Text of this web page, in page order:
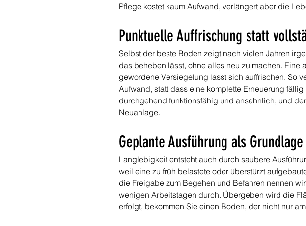
Pflege kostet kaum Aufwand, verlängert aber die
Punktuelle Auffrischung statt
Selbst der beste Boden zeigt nach vielen Jahren
das beheben lässt, ohne alles neu zu machen.
gewordene Versiegelung lässt sich auffrischen. So
Aufwand, statt dass eine komplette Erneuerung
durchgehend funktionsfähig und ansehnlich, und
Neuanlage.
Geplante Ausführung als
Langlebigkeit entsteht auch durch saubere
weil eine zu früh belastete oder überstürzt
die Freigabe zum Begehen und Befahren nennen
wenigen Arbeitstagen durch. Übergeben wird die
erfolgt, bekommen Sie einen Boden, der nicht nur